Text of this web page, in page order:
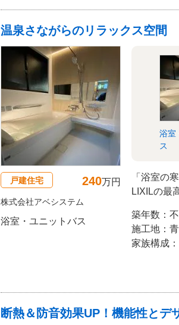
置ける機
温泉さながらのリラックス空間
戸建住宅 240万円
株式会社アベシステム
浴室・ユニットバス
浴室
ス
「浴室の
LIXILの最
す。厚み
コリをほ
「保温パ
も急激な
た。 今回
補助金を
ストを抑
築年数：
施工地：
家族構成
断熱＆防音効果UP！機能性とデ